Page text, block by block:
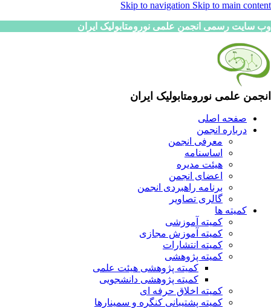
Skip to navigation Skip to main content
وب سایت رسمی انجمن علمی نورومتابولیک ایران
انجمن علمی نورومتابولیک ایران
صفحه اصلی
درباره انجمن
معرفی انجمن
اساسنامه
هیئت مدیره
اعضای انجمن
برنامه راهبردی انجمن
گالری تصاویر
کمیته ها
کمیته آموزشی
کمیته آموزش مجازی
کمیته انتشارات
کمیته پژوهشی
کمیته پژوهشی هیئت علمی
کمیته پژوهشی دانشجویی
کمیته اخلاق حرفه ای
کمیته پشتیبانی کنگره و سمینارها